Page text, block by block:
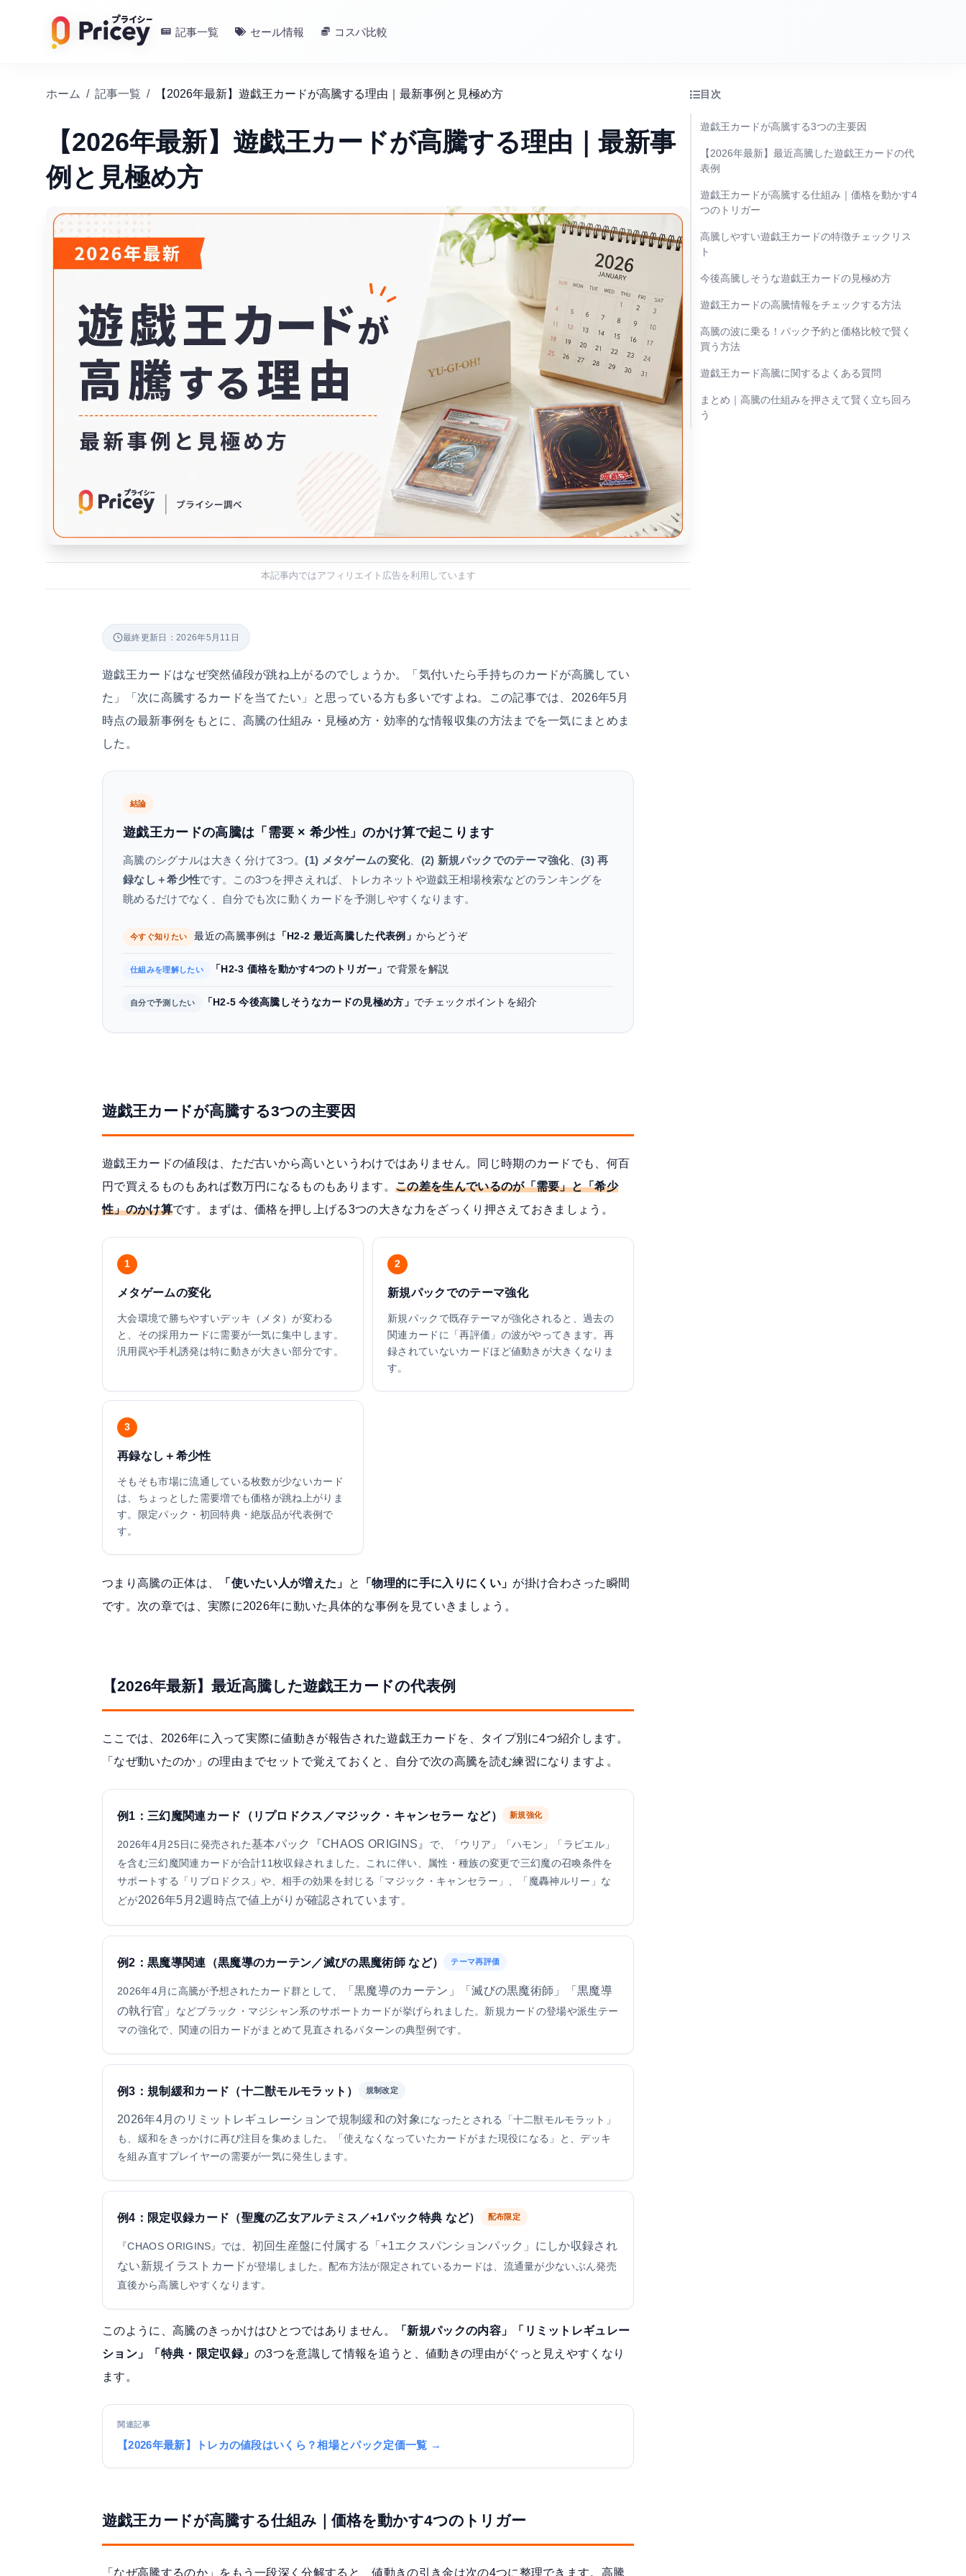
記事一覧 セール情報 コスパ比較
ホーム / 記事一覧 / 【2026年最新】遊戯王カードが高騰する理由｜最新事例と見極め方
【2026年最新】遊戯王カードが高騰する理由｜最新事
例と見極め方
本記事内ではアフィリエイト広告を利用しています
最終更新日：2026年5月11日
遊戯王カードはなぜ突然値段が跳ね上がるのでしょうか。「気付いたら手持ちのカードが高騰してい
た」「次に高騰するカードを当てたい」と思っている方も多いですよね。この記事では、2026年5月
時点の最新事例をもとに、高騰の仕組み・見極め方・効率的な情報収集の方法までを一気にまとめま
した。
結論
遊戯王カードの高騰は「需要 × 希少性」のかけ算で起こります
高騰のシグナルは大きく分けて3つ。(1) メタゲームの変化、 (2) 新規パックでのテーマ強化、(3) 再
録なし＋希少性です。この3つを押さえれば、トレカネットや遊戯王相場検索などのランキングを
眺めるだけでなく、自分でも次に動くカードを予測しやすくなります。
今すぐ知りたい 最近の高騰事例は 「H2-2 最近高騰した代表例」 からどうぞ
仕組みを理解したい 「H2-3 価格を動かす4つのトリガー」 で背景を解説
自分で予測したい 「H2-5 今後高騰しそうなカードの見極め方」 でチェックポイントを紹介
遊戯王カードが高騰する3つの主要因
遊戯王カードの値段は、ただ古いから高いというわけではありません。同じ時期のカードでも、何百
円で買えるものもあれば数万円になるものもあります。 この差を生んでいるのが「需要」と「希少
性」のかけ算です。まずは、価格を押し上げる3つの大きな力をざっくり押さえておきましょう。
1
メタゲームの変化
大会環境で勝ちやすいデッキ（メタ）が変わる
と、その採用カードに需要が一気に集中します。
汎用罠や手札誘発は特に動きが大きい部分です。
2
新規パックでのテーマ強化
新規パックで既存テーマが強化されると、過去の
関連カードに「再評価」の波がやってきます。再
録されていないカードほど値動きが大きくなりま
す。
3
再録なし＋希少性
そもそも市場に流通している枚数が少ないカード
は、ちょっとした需要増でも価格が跳ね上がりま
す。限定パック・初回特典・絶版品が代表例で
す。
つまり高騰の正体は、 「使いたい人が増えた」 と 「物理的に手に入りにくい」 が掛け合わさった瞬間
です。次の章では、実際に2026年に動いた具体的な事例を見ていきましょう。
【2026年最新】最近高騰した遊戯王カードの代表例
ここでは、2026年に入って実際に値動きが報告された遊戯王カードを、タイプ別に4つ紹介します。
「なぜ動いたのか」の理由までセットで覚えておくと、自分で次の高騰を読む練習になりますよ。
例1：三幻魔関連カード（リプロドクス／マジック・キャンセラー など） 新規強化
2026年4月25日に発売された基本パック『CHAOS ORIGINS』
で、「ウリア」「ハモン」「ラビエル」
を含む三幻魔関連カードが合計11枚収録されました。これに伴い、属性・種族の変更で三幻魔の召喚条件を
サポートする「リプロドクス」や、相手の効果を封じる「マジック・キャンセラー」、「魔轟神ルリー」な
どが2026年5月2週時点で値上がりが確認されています 。
例2：黒魔導関連（黒魔導のカーテン／滅びの黒魔術師 など） テーマ再評価
2026年4月に高騰が予想されたカード群として、
「黒魔導のカーテン」「滅びの黒魔術師」「黒魔導
の執行官」
などブラック・マジシャン系のサポートカードが挙げられました。新規カードの登場や派生テー
マの強化で、関連の旧カードがまとめて見直されるパターンの典型例です。
例3：規制緩和カード（十二獣モルモラット） 規制改定
2026年4月のリミットレギュレーションで規制緩和の対象になったとされる「十二獣モルモラット」
も、緩和をきっかけに再び注目を集めました。「使えなくなっていたカードがまた現役になる」と、デッキ
を組み直すプレイヤーの需要が一気に発生します。
例4：限定収録カード（聖魔の乙女アルテミス／+1パック特典 など） 配布限定
『CHAOS ORIGINS』では、 初回生産盤に付属する「+1エクスパンションパック」にしか収録され
ない新規イラストカードが登場しました。配布方法が限定されているカードは、流通量が少ないぶん発売
直後から高騰しやすくなります。
このように、高騰のきっかけはひとつではありません。
「新規パックの内容」「リミットレギュレー
ション」「特典・限定収録」の3つを意識して情報を追うと、値動きの理由がぐっと見えやすくなり
ます。
関連記事
【2026年最新】トレカの値段はいくら？相場とパック定価一覧 →
遊戯王カードが高騰する仕組み｜価格を動かす4つのトリガー
「なぜ高騰するのか」をもう一段深く分解すると、値動きの引き金は次の4つに整理できます。 高騰
目次
遊戯王カードが高騰する3つの主要因
【2026年最新】最近高騰した遊戯王カードの代
表例
遊戯王カードが高騰する仕組み｜価格を動かす4
つのトリガー
高騰しやすい遊戯王カードの特徴チェックリス
ト
今後高騰しそうな遊戯王カードの見極め方
遊戯王カードの高騰情報をチェックする方法
高騰の波に乗る！パック予約と価格比較で賢く
買う方法
遊戯王カード高騰に関するよくある質問
まとめ｜高騰の仕組みを押さえて賢く立ち回ろ
う